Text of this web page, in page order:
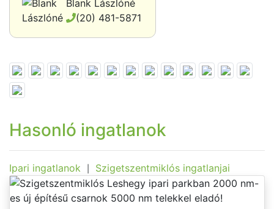
Blank Lászlóné
(20) 481-5871
Hasonló ingatlanok
Ipari ingatlanok Szigetszentmiklós ingatlanjai